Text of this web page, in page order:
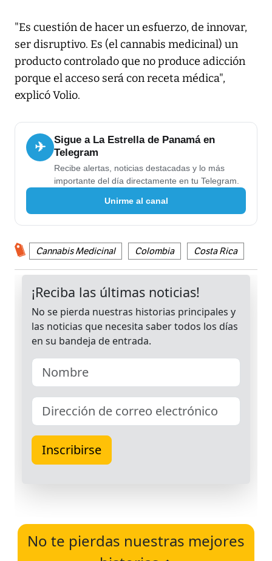
"Es cuestión de hacer un esfuerzo, de innovar,
ser disruptivo. Es (el cannabis medicinal) un
producto controlado que no produce adicción
porque el acceso será con receta médica",
explicó Volio.
✈
Sigue a La Estrella de Panamá en
Telegram
Recibe alertas, noticias destacadas y lo más
importante del día directamente en tu Telegram.
Unirme al canal
Cannabis Medicinal Colombia Costa Rica
No te pierdas nuestras mejores